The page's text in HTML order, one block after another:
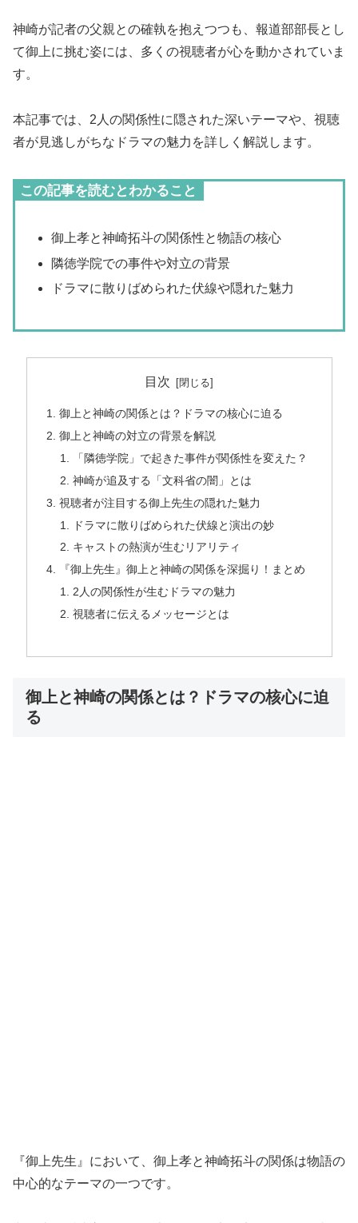
神崎が記者の父親との確執を抱えつつも、報道部部長とし
て御上に挑む姿には、多くの視聴者が心を動かされていま
す。
本記事では、2人の関係性に隠された深いテーマや、視聴
者が見逃しがちなドラマの魅力を詳しく解説します。
この記事を読むとわかること
御上孝と神崎拓斗の関係性と物語の核心
隣徳学院での事件や対立の背景
ドラマに散りばめられた伏線や隠れた魅力
目次
御上と神崎の関係とは？ドラマの核心に迫る
御上と神崎の対立の背景を解説
「隣徳学院」で起きた事件が関係性を変えた？
神崎が追及する「文科省の闇」とは
視聴者が注目する御上先生の隠れた魅力
ドラマに散りばめられた伏線と演出の妙
キャストの熱演が生むリアリティ
『御上先生』御上と神崎の関係を深掘り！まとめ
2人の関係性が生むドラマの魅力
視聴者に伝えるメッセージとは
御上と神崎の関係とは？ドラマの核心に迫
る
『御上先生』において、御上孝と神崎拓斗の関係は物語の
中心的なテーマの一つです。